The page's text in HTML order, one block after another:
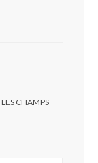
LES CHAMPS